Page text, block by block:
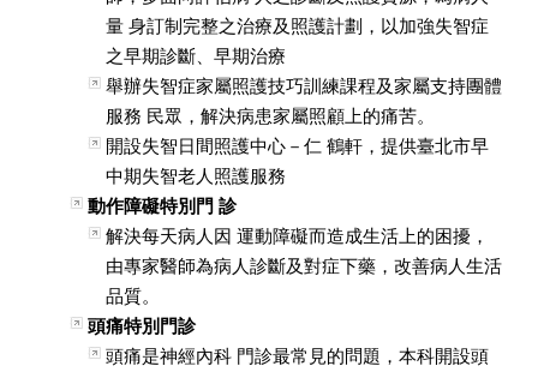
量 身訂制完整之治療及照護計劃，以加強失智症
之早期診斷、早期治療
舉辦失智症家屬照護技巧訓練課程及家屬支持團體
服務 民眾，解決病患家屬照顧上的痛苦。
開設失智日間照護中心－仁 鶴軒，提供臺北市早
中期失智老人照護服務
動作障礙特別門 診
解決每天病人因 運動障礙而造成生活上的困擾，
由專家醫師為病人診斷及對症下藥，改善病人生活
品質。
頭痛特別門診
頭痛是神經內科 門診最常見的問題，本科開設頭